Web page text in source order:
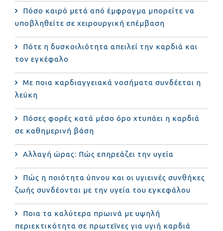
Πόσο καιρό μετά από έμφραγμα μπορείτε να
υποβληθείτε σε χειρουργική επέμβαση
Πότε η δυσκοιλιότητα απειλεί την καρδιά και
τον εγκέφαλο
Με ποια καρδιαγγειακά νοσήματα συνδέεται η
λεύκη
Πόσες φορές κατά μέσο όρο χτυπάει η καρδιά
σε καθημερινή βάση
Αλλαγή ώρας: Πώς επηρεάζει την υγεία
Πώς η ποιότητα ύπνου και οι υγιεινές συνθήκες
ζωής συνδέονται με την υγεία του εγκεφάλου
Ποια τα καλύτερα πρωινά με υψηλή
περιεκτικότητα σε πρωτεΐνες για υγιή καρδιά